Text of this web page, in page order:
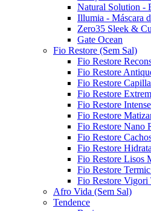
Natural Solution -
Illumia - Máscara
Zero35 Sleek &
Gate Ocean
Fio Restore (Sem Sal)
Fio Restore
Fio Restore
Fio Restore
Fio Restore
Fio Restore
Fio Restore
Fio Restore Nano
Fio Restore
Fio Restore
Fio Restore Lisos
Fio Restore
Fio Restore Vigori
Afro Vida (Sem Sal)
Tendence